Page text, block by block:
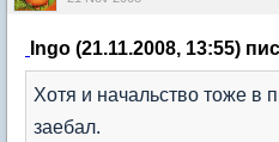
Ingo (21.11.2008, 13:55)
Хотя и начальство тоже в
заебал.